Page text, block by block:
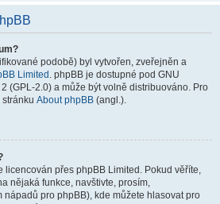
podobě) byl vytvořen, zveřejněn a
Limited . phpBB je dostupné pod GNU
(GPL-2.0) a může být volně distribuováno. Pro
About phpBB (angl.).
licencován přes phpBB Limited. Pokud věříte,
nějaká funkce, navštivte, prosím,
nápadů pro phpBB), kde můžete hlasovat pro